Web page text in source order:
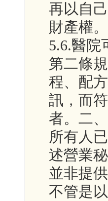
再以自
財產權。
5.6.醫院
第二條
程、配
訊，而
者。二
所有人
述營業
並非提
不管是